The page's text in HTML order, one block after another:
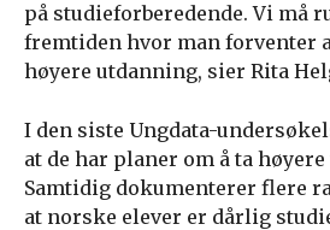
på studieforberedende. Vi må
fremtiden hvor man forventer
høyere utdanning, sier Rita
I den siste Ungdata-
at de har planer om å ta
Samtidig dokumenterer flere
at norske elever er dårlig